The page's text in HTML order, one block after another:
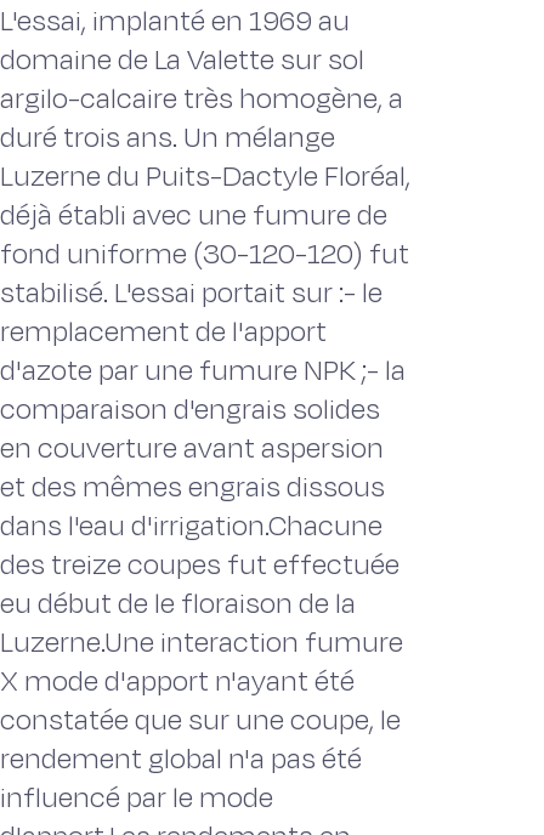
L'essai, implanté en 1969 au
domaine de La Valette sur sol
argilo-calcaire très homogène, a
duré trois ans. Un mélange
Luzerne du Puits-Dactyle Floréal,
déjà établi avec une fumure de
fond uniforme (30-120-120) fut
stabilisé. L'essai portait sur :- le
remplacement de l'apport
d'azote par une fumure NPK ;- la
comparaison d'engrais solides
en couverture avant aspersion
et des mêmes engrais dissous
dans l'eau d'irrigation.Chacune
des treize coupes fut effectuée
eu début de le floraison de la
Luzerne.Une interaction fumure
X mode d'apport n'ayant été
constatée que sur une coupe, le
rendement global n'a pas été
influencé par le mode